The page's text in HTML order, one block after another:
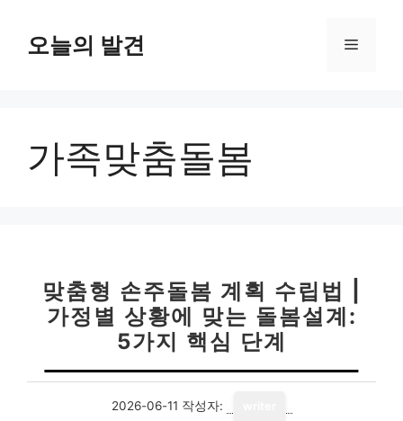
오늘의 발견 메
가족맞춤돌봄
맞춤형 손주돌봄 계획 수립법 |
가정별 상황에 맞는 돌봄설계:
5가지 핵심 단계
2026-06-11 작성자: